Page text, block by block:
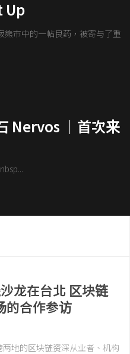
Up
市中的一帖良药，被寄与了重
Nervos ｜首次来
龙在台北 区块链
的合作参访
地的区块链资深从业者、机构